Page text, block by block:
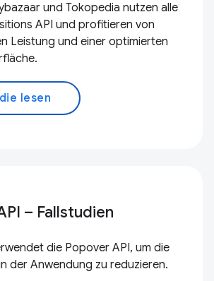
und Tokopedia nutzen alle
API und profitieren von
Leistung und einer optimierten
lesen
– Fallstudien
die Popover API, um die
der Anwendung zu reduzieren.